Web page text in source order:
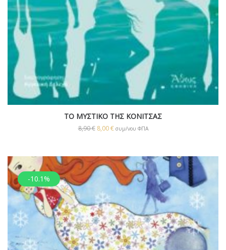
ΤΟ ΜΥΣΤΙΚΟ ΤΗΣ ΚΟΝΙΤΣΑΣ
8,90€ 8,00€ συμ/νου ΦΠΑ
-10.1%